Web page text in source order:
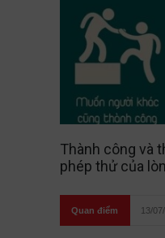
Thành công và
phép thử của
Quan điểm 13/